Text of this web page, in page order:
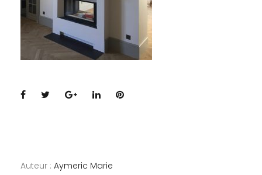
Facebook
TwitterGoogle+
LinkedInPinterest
Auteur : Aymeric Marie